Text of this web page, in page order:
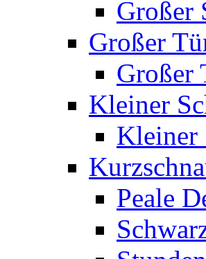
Großer
Großer
Großer
Kleiner
Kleiner
Peale